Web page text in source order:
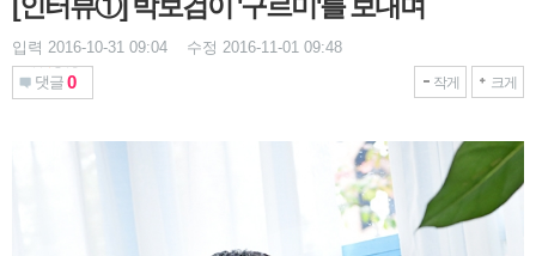
입력 2016-10-31 09:04 수정 2016-11-01 09:48
댓글 0 작게 크게